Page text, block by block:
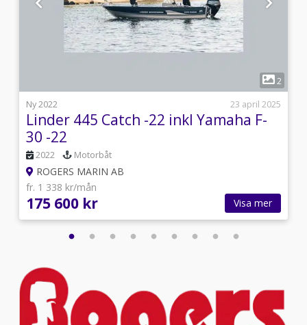
2
Ny 2022
23 april 2025
Linder 445 Catch -22 inkl Yamaha F-
30 -22
2022 Motorbåt
ROGERS MARIN AB
fr. 1 338 kr/mån
175 600 kr Visa mer